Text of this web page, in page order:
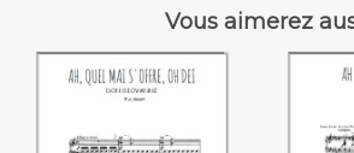
Vous aimerez
Ah quel mai s'offre,
Ah !